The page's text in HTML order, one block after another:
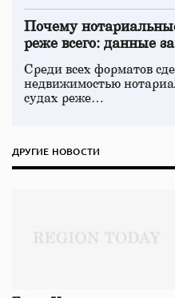
Почему
реже всего: данные
Среди всех форматов
недвижимостью
судах реже…
ДРУГИЕ НОВОСТИ